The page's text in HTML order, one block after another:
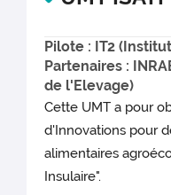
Pilote : IT2
Partenaires :
de l'Elevage)
Cette UMT a pour
d'Innovations pour
alimentaires
Insulaire".